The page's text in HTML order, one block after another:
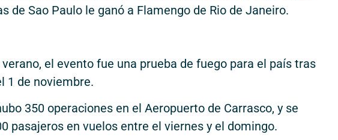
de Sao Paulo le ganó a Flamengo de Rio de Janeiro.
el evento fue una prueba de fuego para el país tras
1 de noviembre.
350 operaciones en el Aeropuerto de Carrasco, y se
pasajeros en vuelos entre el viernes y el domingo.